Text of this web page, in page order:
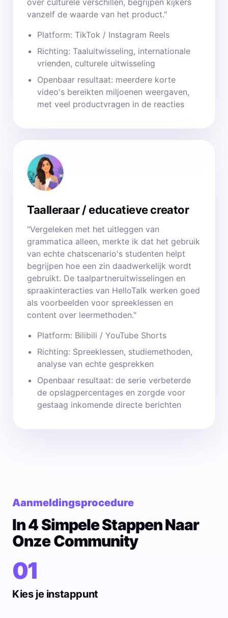
over culturele verschillen, begrijpen kijkers
vanzelf de waarde van het product."
Platform: TikTok / Instagram Reels
Richting: Taaluitwisseling, internationale
vrienden, culturele uitwisseling
Openbaar resultaat: meerdere korte
video's bereikten miljoenen weergaven,
met veel productvragen in de reacties
Taalleraar / educatieve creator
"Vergeleken met het uitleggen van
grammatica alleen, merkte ik dat het gebruik
van echte chatscenario's studenten helpt
begrijpen hoe een zin daadwerkelijk wordt
gebruikt. De taalpartneruitwisselingen en
spraakinteracties van HelloTalk werken goed
als voorbeelden voor spreeklessen en
content over leermethoden."
Platform: Bilibili / YouTube Shorts
Richting: Spreeklessen, studiemethoden,
analyse van echte gesprekken
Openbaar resultaat: de serie verbeterde
de opslagpercentages en zorgde voor
gestaag inkomende directe berichten
Aanmeldingsprocedure
In 4 Simpele Stappen Naar
Onze Community
01
Kies je instappunt